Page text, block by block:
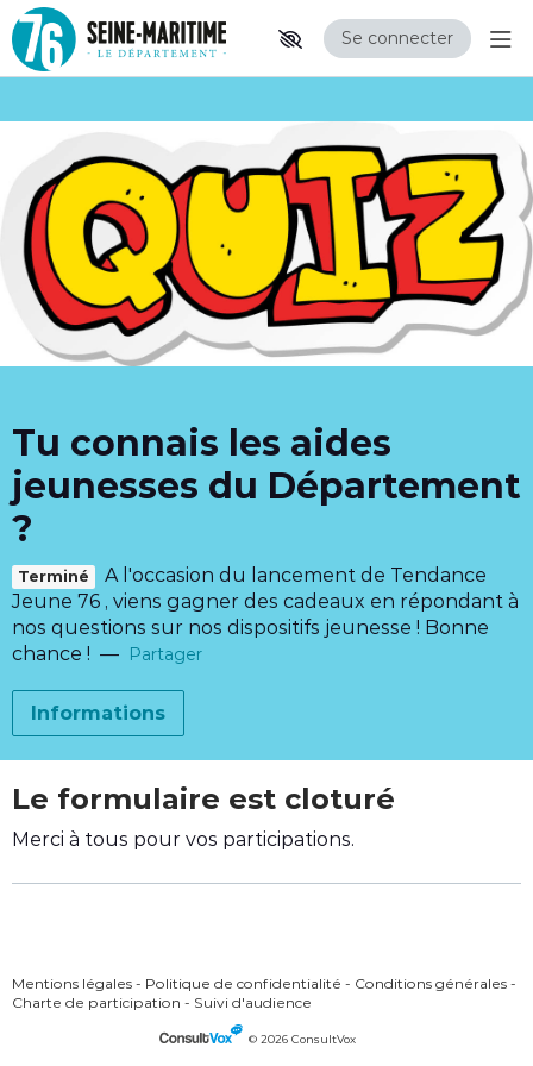
Se connecter
Tu connais les aides
jeunesses du Département
?
Terminé
A l'occasion du lancement de Tendance
Jeune 76 , viens gagner des cadeaux en répondant à
nos questions sur nos dispositifs jeunesse ! Bonne
chance ! — Partager
Informations
Le formulaire est cloturé
Merci à tous pour vos participations.
© 2026 ConsultVox
Mentions légales - Politique de confidentialité - Conditions générales -
Charte de participation - Suivi d'audience